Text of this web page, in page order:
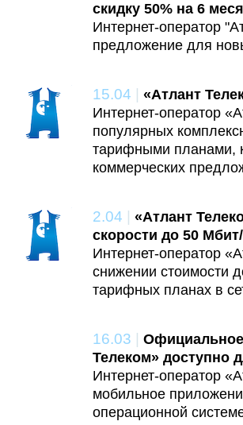
скидку 50% на 6
Интернет-оператор
предложение для
15.04 | «Атлант
Интернет-оператор
популярных
тарифными планами,
коммерческих
2.04 | «Атлант
скорости до 50
Интернет-оператор
снижении стоимости
тарифных планах в
16.03 |
Телеком» доступно
Интернет-оператор
мобильное
операционной